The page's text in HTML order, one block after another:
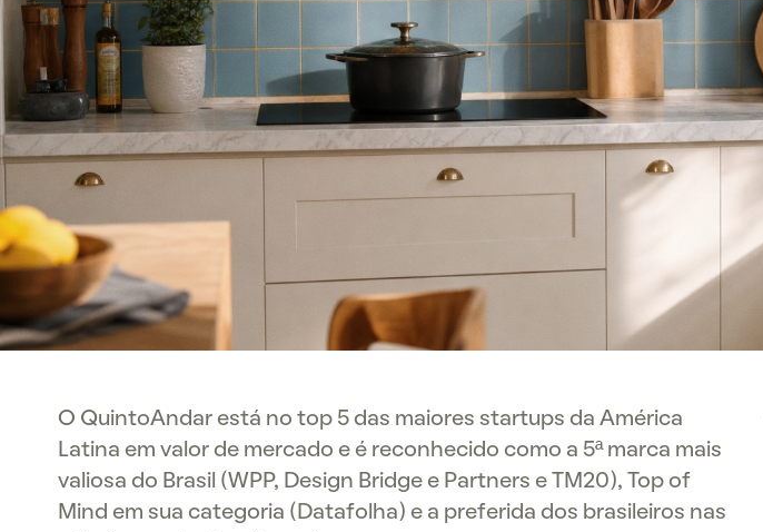
O QuintoAndar está no top 5 das maiores startups da América
Latina em valor de mercado e é reconhecido como a 5ª marca mais
valiosa do Brasil (WPP, Design Bridge e Partners e TM20), Top of
Mind em sua categoria (Datafolha) e a preferida dos brasileiros nas